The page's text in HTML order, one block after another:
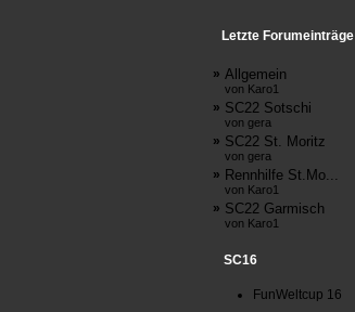
Letzte Forumeinträge
» Allgemein
von Karo1
» SC22 Sotschi
von gera
» SC22 St. Moritz
von gera
» Rennhilfe St.Mo...
von Karo1
» SC22 Garmisch
von Karo1
SC16
FunWeltcup 16